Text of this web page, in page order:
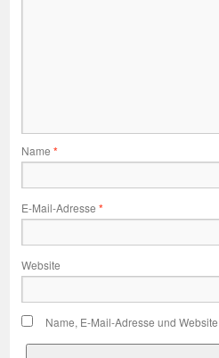
Name *
E-Mail-Adresse *
Website
Name, E-Mail-Adresse und